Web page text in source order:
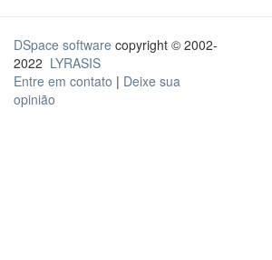
DSpace software copyright © 2002-
2022 LYRASIS
Entre em contato | Deixe sua
opinião